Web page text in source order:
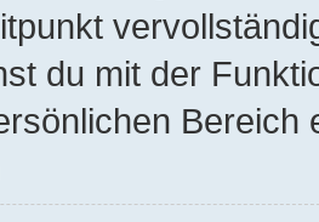
du mit der
Bereich